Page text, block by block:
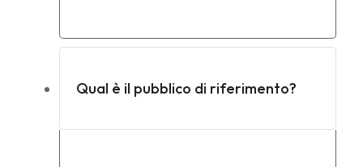
Qual è il pubblico di riferimento?